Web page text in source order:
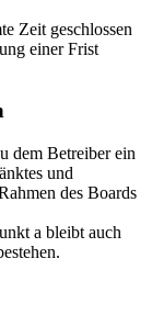
Zeit geschlossen
einer Frist
dem Betreiber ein
und
des Boards
a bleibt auch